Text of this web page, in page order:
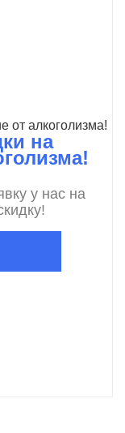
на
у нас на